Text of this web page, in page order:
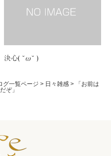
決心( ˘ω˘ )
グ一覧ページ > 日々雑感 >
「お前は
ぞ」